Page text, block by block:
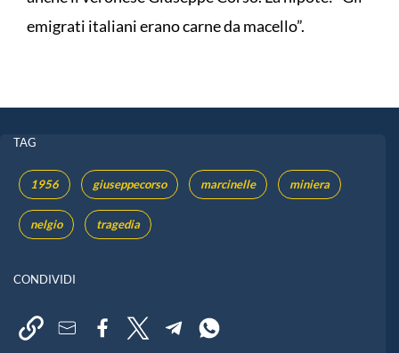
emigrati italiani erano carne da macello”.
TAG
1956 giuseppecorso marcinelle miniera
nelgio tragedia
CONDIVIDI